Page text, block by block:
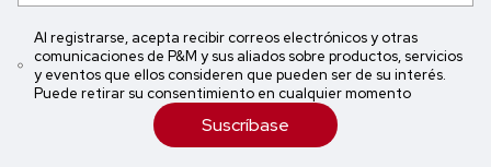
Al registrarse, acepta recibir correos electrónicos y otras
comunicaciones de P&M y sus aliados sobre productos, servicios
y eventos que ellos consideren que pueden ser de su interés.
Puede retirar su consentimiento en cualquier momento
Suscríbase